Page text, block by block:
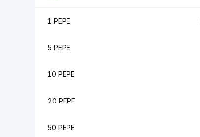
1 PEPE
5 PEPE
10 PEPE
20 PEPE
50 PEPE